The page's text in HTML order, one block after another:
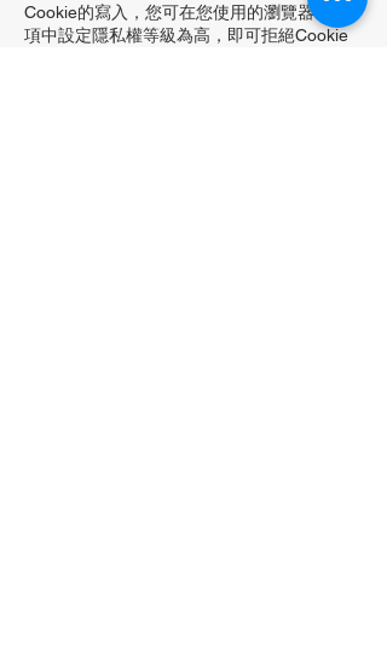
Cookie的寫入，您可在您使用的瀏覽器功能
項中設定隱私權等級為高，即可拒絕Cookie